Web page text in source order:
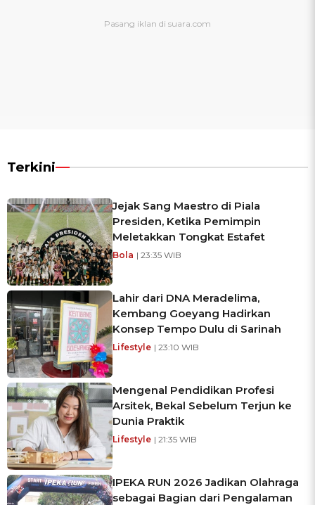
Terkini
Jejak Sang Maestro di Piala
Presiden, Ketika Pemimpin
Meletakkan Tongkat Estafet
Bola | 23:35 WIB
Lahir dari DNA Meradelima,
Kembang Goeyang Hadirkan
Konsep Tempo Dulu di Sarinah
Lifestyle | 23:10 WIB
Mengenal Pendidikan Profesi
Arsitek, Bekal Sebelum Terjun ke
Dunia Praktik
Lifestyle | 21:35 WIB
IPEKA RUN 2026 Jadikan Olahraga
sebagai Bagian dari Pengalaman